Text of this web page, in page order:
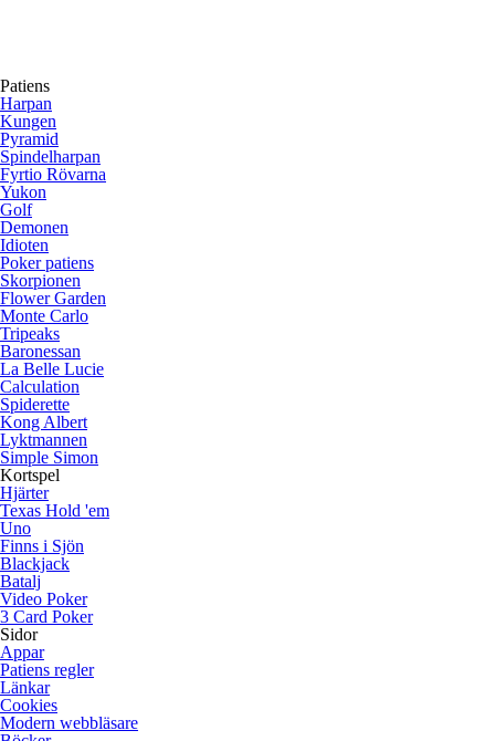
Patiens
Harpan
Kungen
Pyramid
Spindelharpan
Fyrtio Rövarna
Yukon
Golf
Demonen
Idioten
Poker patiens
Skorpionen
Flower Garden
Monte Carlo
Tripeaks
Baronessan
La Belle Lucie
Calculation
Spiderette
Kong Albert
Lyktmannen
Simple Simon
Kortspel
Hjärter
Texas Hold 'em
Uno
Finns i Sjön
Blackjack
Batalj
Video Poker
3 Card Poker
Sidor
Appar
Patiens regler
Länkar
Cookies
Modern webbläsare